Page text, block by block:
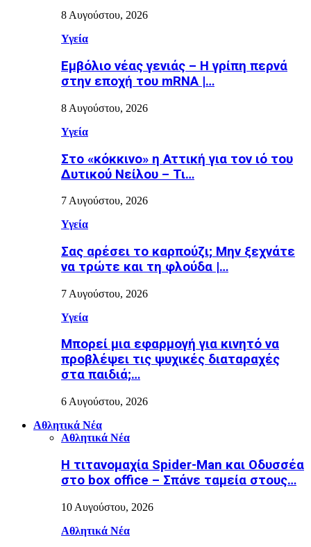
8 Αυγούστου, 2026
Υγεία
Εµβόλιο νέας γενιάς – Η γρίπη περνά
στην εποχή του mRNA |…
8 Αυγούστου, 2026
Υγεία
Στο «κόκκινο» η Αττική για τον ιό του
Δυτικού Νείλου – Τι…
7 Αυγούστου, 2026
Υγεία
Σας αρέσει το καρπούζι; Μην ξεχνάτε
να τρώτε και τη φλούδα |…
7 Αυγούστου, 2026
Υγεία
Μπορεί μια εφαρμογή για κινητό να
προβλέψει τις ψυχικές διαταραχές
στα παιδιά;…
6 Αυγούστου, 2026
Αθλητικά Νέα
Αθλητικά Νέα
Η τιτανομαχία Spider-Man και Οδυσσέα
στο box office – Σπάνε ταμεία στους…
10 Αυγούστου, 2026
Αθλητικά Νέα